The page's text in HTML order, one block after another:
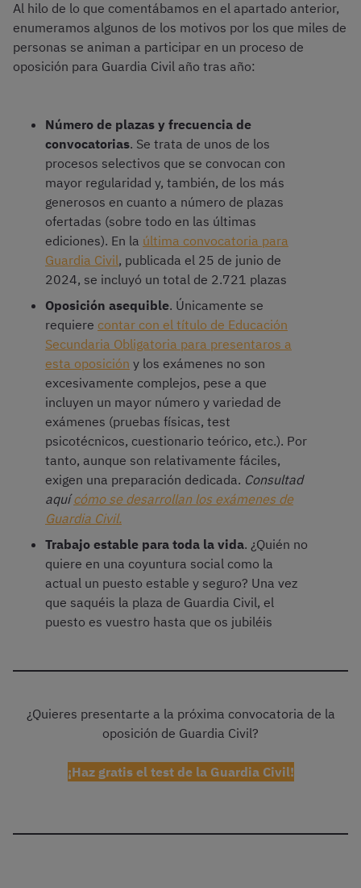
Al hilo de lo que comentábamos en el apartado anterior,
enumeramos algunos de los motivos por los que miles de
personas se animan a participar en un proceso de
oposición para Guardia Civil año tras año:
Número de plazas y frecuencia de
convocatorias. Se trata de unos de los
procesos selectivos que se convocan con
mayor regularidad y, también, de los más
generosos en cuanto a número de plazas
ofertadas (sobre todo en las últimas
ediciones). En la última convocatoria para
Guardia Civil, publicada el 25 de junio de
2024, se incluyó un total de 2.721 plazas
Oposición asequible. Únicamente se
requiere contar con el título de Educación
Secundaria Obligatoria para presentaros a
esta oposición y los exámenes no son
excesivamente complejos, pese a que
incluyen un mayor número y variedad de
exámenes (pruebas físicas, test
psicotécnicos, cuestionario teórico, etc.). Por
tanto, aunque son relativamente fáciles,
exigen una preparación dedicada. Consultad
aquícómo se desarrollan los exámenes de
Guardia Civil.
Trabajo estable para toda la vida. ¿Quién no
quiere en una coyuntura social como la
actual un puesto estable y seguro? Una vez
que saquéis la plaza de Guardia Civil, el
puesto es vuestro hasta que os jubiléis
¿Quieres presentarte a la próxima convocatoria de la
oposición de Guardia Civil?
¡Haz gratis el test de la Guardia Civil!